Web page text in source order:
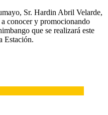
Sr. Hardin Abril Velarde,
conocer y promocionando
que se realizará este
Estación.